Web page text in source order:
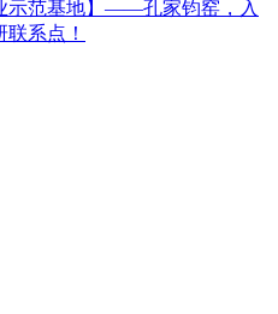
示范基地】——孔家钧窑，入
系点！